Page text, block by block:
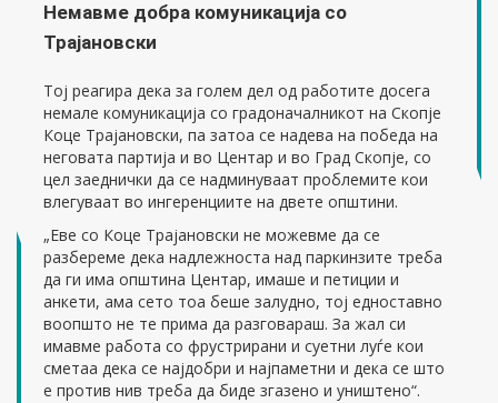
Немавме добра комуникација со
Трајановски
Тој реагира дека за голем дел од работите досега
немале комуникација со градоначалникот на Скопје
Коце Трајановски, па затоа се надева на победа на
неговата партија и во Центар и во Град Скопје, со
цел заеднички да се надминуваат проблемите кои
влегуваат во ингеренциите на двете општини.
„Еве со Коце Трајановски не можевме да се
разбереме дека надлежноста над паркинзите треба
да ги има општина Центар, имаше и петиции и
анкети, ама сето тоа беше залудно, тој едноставно
воопшто не те прима да разговараш. За жал си
имавме работа со фрустрирани и суетни луѓе кои
сметаа дека се најдобри и најпаметни и дека се што
е против нив треба да биде згазено и уништено“.